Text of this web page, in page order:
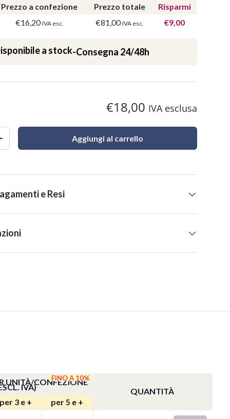
Prezzo a confezione Prezzo totale
Risparmi
€16,20 IVA esc. €81,00IVA esc. €9,00
a stock-Consegna 24/48h
€18,00 IVA esclusa
Aggiungi al carrello
e Resi
UNITÀ/CONFEZIONE
IVA)
FINO A 10%
QUANTITÀ
per 3 e + per 5 e +